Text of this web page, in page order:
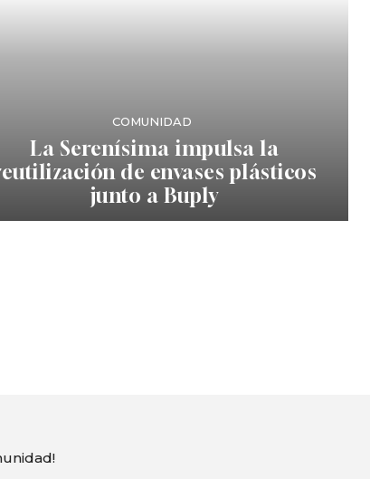
COMUNIDAD
La Serenísima impulsa la
de envases plásticos
junto a Buply